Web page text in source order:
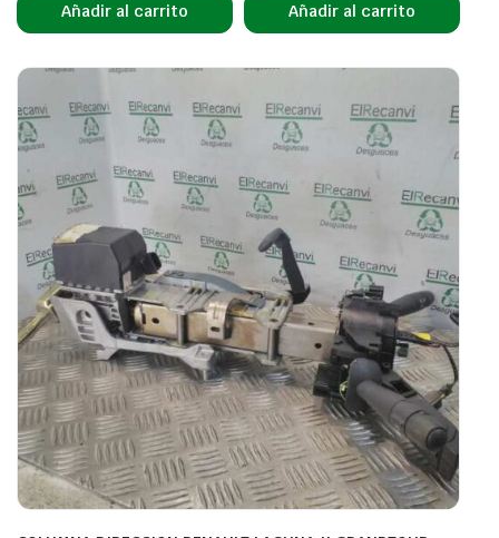
Añadir al carrito Añadir al carrito